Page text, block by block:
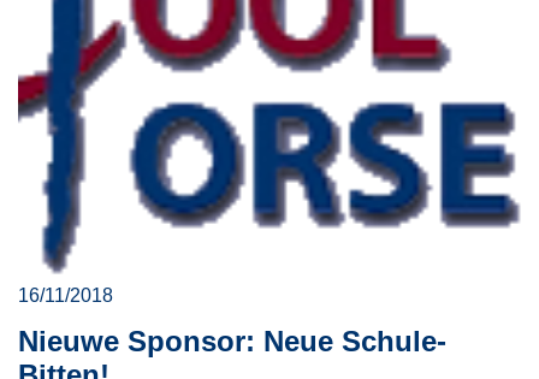
16/11/2018
Nieuwe Sponsor: Neue Schule-